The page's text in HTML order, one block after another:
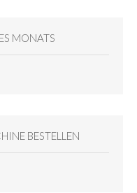
MONATS
BESTELLEN